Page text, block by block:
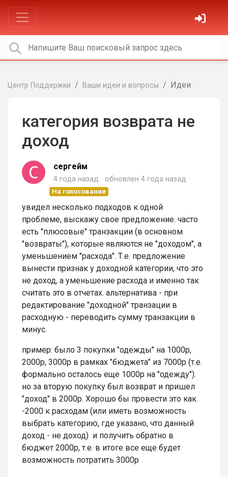
Центр Поддержки Ваши идеи и вопросы Идеи
категория возврата не
доход
сергейм
4 года назад обновлен 4 года назад
На голосовании
увидел несколько подходов к одной
проблеме, выскажу свое предложение. часто
есть "плюсовые" транзакции (в основном
"возвраты"), которые являются не "доходом", а
уменьшением "расхода". Т.е. предложение
вынести признак у доходной категории, что это
не доход, а уменьшение расхода и именно так
считать это в отчетах. альтернатива - при
редактирование "доходной" транзации в
расходную - переводить сумму транзакции в
минус.
пример: было 3 покупки "одежды" на 1000р,
2000р, 3000р в рамках "бюджета" из 7000р (т.е.
формально осталось еще 1000р на "одежду").
но за вторую покупку был возврат и пришел
"доход" в 2000р. Хорошо бы провести это как
-2000 к расходам (или иметь возможность
выбрать категорию, где указано, что данный
доход - не доход) и получить обратно в
бюджет 2000р, т.е. в итоге все еще будет
возможность потратить 3000р